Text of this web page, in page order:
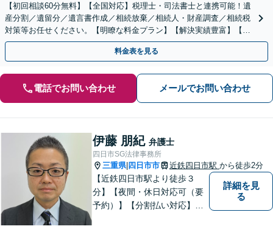
【初回相談60分無料】【全国対応】税理士・司法書士と連携可能！遺
産分割／遺留分／遺言書作成／相続放棄／相続人・財産調査／相続税
対策等お任せください。【明瞭な料金プラン】【解決実績豊富】【電
話相談可】
料金表を見る
電話でお問い合わせ メールでお問い合わせ
伊藤 朋紀 弁護士
四日市SG法律事務所
三重県| 四日市市 近鉄四日市駅 から徒歩2分
【近鉄四日市駅より徒歩３
分】【夜間・休日対応可（要
予約）】【分割払い対応】
詳細を見
る